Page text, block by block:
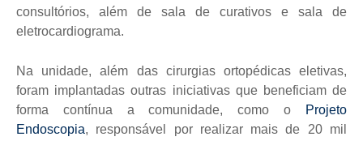
consultórios, além de sala de curativos e sala de
eletrocardiograma.
Na unidade, além das cirurgias ortopédicas eletivas,
foram implantadas outras iniciativas que beneficiam de
forma contínua a comunidade, como o
Projeto
Endoscopia, responsável por realizar mais de 20 mil